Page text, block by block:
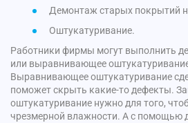
Демонтаж старых покрытий
Оштукатуривание.
Работники фирмы могут выполнить
или выравнивающее
Выравнивающее оштукатуривание
поможет скрыть какие-то дефекты.
оштукатуривание нужно для того,
чрезмерной влажности. А с помощью